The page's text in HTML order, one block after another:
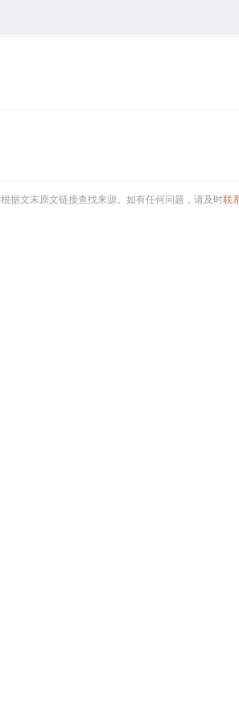
据文末原文链接查找来源。如有任何问题，请及时联